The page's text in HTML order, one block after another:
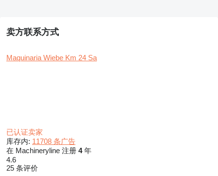
卖方联系方式
Maquinaria Wiebe Km 24 Sa
已认证卖家
库存内: 11708 条广告
在 Machineryline 注册 4年
4.6
25 条评价